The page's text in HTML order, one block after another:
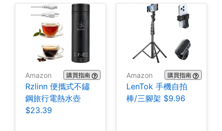
Amazon 購買指南
Rzlinn 便攜式不鏽
鋼旅行電熱水壺
$23.39
Amazon 購買指南
LenTok 手機自拍
棒/三腳架 $9.96